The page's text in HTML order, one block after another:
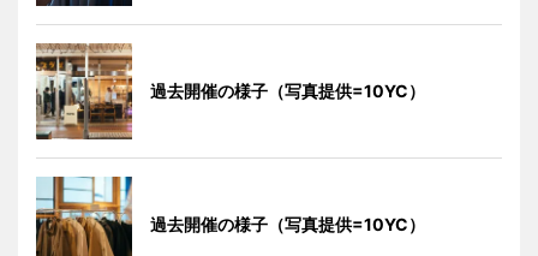
過去開催の様子（写真提供=10YC）
過去開催の様子（写真提供=10YC）